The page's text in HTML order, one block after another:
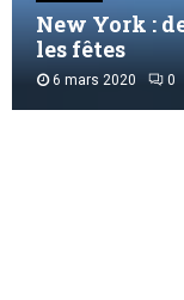
New York :
les fêtes
6 mars 2020 0